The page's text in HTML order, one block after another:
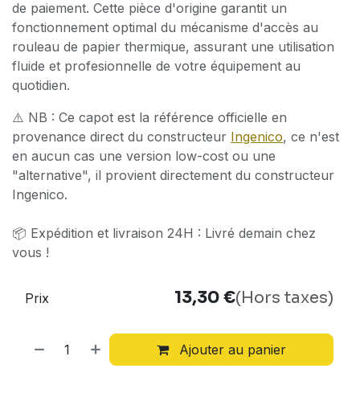
de paiement. Cette pièce d'origine garantit un
fonctionnement optimal du mécanisme d'accès au
rouleau de papier thermique, assurant une utilisation
fluide et profesionnelle de votre équipement au
quotidien.
⚠️ NB : Ce capot est la référence officielle en
provenance direct du constructeur Ingenico, ce n'est
en aucun cas une version low-cost ou une
"alternative", il provient directement du constructeur
Ingenico.
📦 Expédition et livraison 24H : Livré demain chez
vous !
Ajouter au panier
Prix 13,30€(Hors taxes)